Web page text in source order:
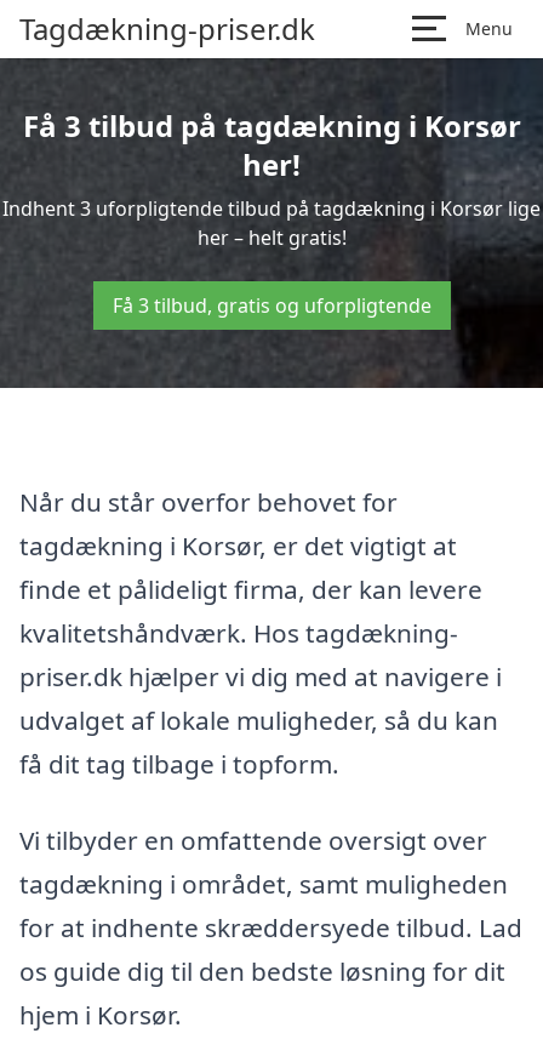
Tagdækning-priser.dk Menu
Få 3 tilbud på tagdækning i Korsør
her!
Indhent 3 uforpligtende tilbud på tagdækning i Korsør lige
her – helt gratis!
Få 3 tilbud, gratis og uforpligtende
Når du står overfor behovet for
tagdækning i Korsør, er det vigtigt at
finde et pålideligt firma, der kan levere
kvalitetshåndværk. Hos tagdækning-
priser.dk hjælper vi dig med at navigere i
udvalget af lokale muligheder, så du kan
få dit tag tilbage i topform.
Vi tilbyder en omfattende oversigt over
tagdækning i området, samt muligheden
for at indhente skræddersyede tilbud. Lad
os guide dig til den bedste løsning for dit
hjem i Korsør.